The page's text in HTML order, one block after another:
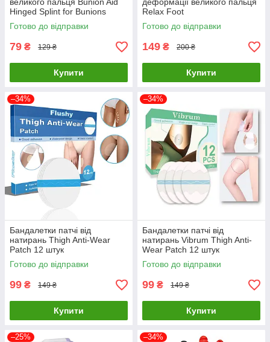
Hinged Splint for Bunions
Готово до відправки
79 ₴ 129 ₴
Купити
Relax Foot
Готово до відправки
149 ₴ 200 ₴
Купити
–34%
Бандалетки патчі від
натирань Thigh Anti-Wear
Patch 12 штук
Готово до відправки
99 ₴ 149 ₴
Купити
–34%
Бандалетки патчі від
натирань Vibrum Thigh Anti-
Wear Patch 12 штук
Готово до відправки
99 ₴ 149 ₴
Купити
–25% –34%